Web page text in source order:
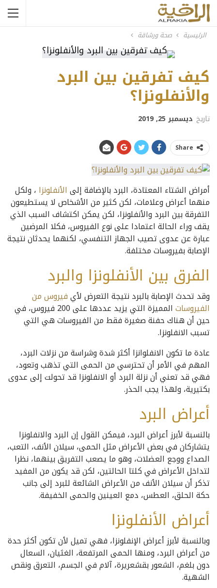
الرئيسية صحة ورشاقة
كيف تفرقين بين البرد
والأنفلونزا؟
تاريخ ديسمبر 25, 2019
Share
أمراض الشتاء المعتادة، البرد بالإضافة إلى الأنفلونزا ، ولكل
منهما أعراض وعلامات، لكن كثير من الأشخاص لا يستطيعون
التفرقة بين البرد والأنفلونزا، لكن يمكن اكتشاف السبب الذي
يقف وراء الحالة اعتمادا على نوع الفيروس، فكلا المرضين
عبارة عن عدوى تصيب الجهاز التنفسي، لكنهما يحدثان نتيجة
الإصابة بفيروسات مختلفة.
الفرق بين الأنفلونزا والبرد
وقد تحدث الإصابة بالبرد نتيجة التعرض لأيفيروس من
الفيروسات
المميزة التي يزيد عددها على 200 فيروس، في
حين أن هناك حفنة صغيرة فقط من الفيروسات هي التي
تسبب الانفلونزا.
عادة ما تكون الانفلوانزا أكثر شدة وشراسة من نزلات البرد،
المهم في الأمر أن تحترسي من الحمى التي تذهب وتعود،
فهي قد تعني أن نزلة البرد أو الانفلونزا قد تحولت إلى عدوى
بكتيرية، ولهذا يجب الحذر.
أعراض البرد
بالنسبة لأبرز أعراض البرد، فيمكن القول إن البرد والانفلونزا
يتشاركان في بعض الأعراض مثل الحمى، سيلان الأنف، التعب،
الصداع ووجع العضلات، وهو ما يصعب التفريق بينهما، نظرا
لتداخل الأعراض في كلتا الحالتين، لكن قد يكون من المفيد
تذكر أن سيلان الأنف من الأعراض الشائعة للبرد إلى جانب
حكة الحلق، العطس، دمع العينين والحمى الخفيفة.
أعراض الأنفلونزا
وبالنسبة لأبرز أعراض الإنفلونزا، فهي تميل لأن تكون أكثر حدة
من أعراض البرد، ومنها الحمى المرتفعة، الغثيان، السعال
دون بلغم، الشعور بقشعريرة، آلام في الجسم، التعرق ونقص
الشهية.